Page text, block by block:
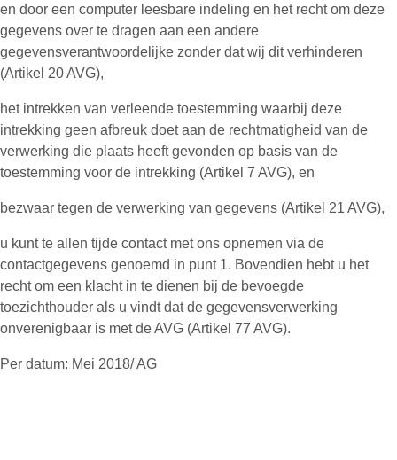
en door een computer leesbare indeling en het recht om deze
gegevens over te dragen aan een andere
gegevensverantwoordelijke zonder dat wij dit verhinderen
(Artikel 20 AVG),
het intrekken van verleende toestemming waarbij deze
intrekking geen afbreuk doet aan de rechtmatigheid van de
verwerking die plaats heeft gevonden op basis van de
toestemming voor de intrekking (Artikel 7 AVG), en
bezwaar tegen de verwerking van gegevens (Artikel 21 AVG),
u kunt te allen tijde contact met ons opnemen via de
contactgegevens genoemd in punt 1. Bovendien hebt u het
recht om een klacht in te dienen bij de bevoegde
toezichthouder als u vindt dat de gegevensverwerking
onverenigbaar is met de AVG (Artikel 77 AVG).
Per datum: Mei 2018/ AG